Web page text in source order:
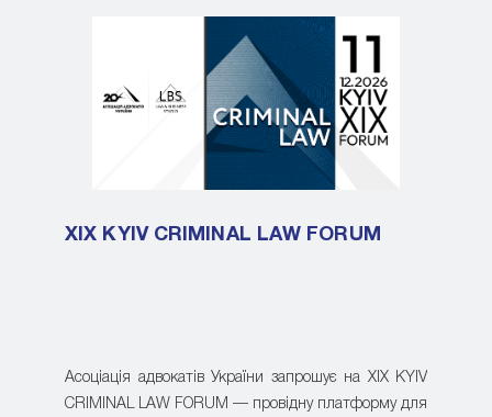
XIX KYIV CRIMINAL LAW FORUM
Асоціація адвокатів України запрошує на XIX KYIV
CRIMINAL LAW FORUM — провідну платформу для